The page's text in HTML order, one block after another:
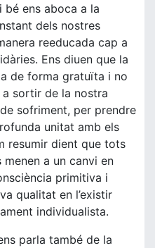
bé ens aboca a la
dels nostres
reeducada cap a
Ens diuen que la
de forma gratuïta i no
a sortir de la nostra
sofriment, per prendre
unitat amb els
resumir dient que tots
a un canvi en
primitiva i
qualitat en l’existir
individualista.
parla també de la